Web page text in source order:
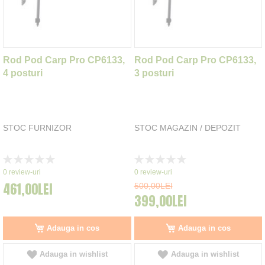
Rod Pod Carp Pro CP6133,
4 posturi
STOC FURNIZOR
0%
0 review-uri
461,00LEI
Adauga in cos
Adauga in wishlist
Rod Pod Carp Pro CP6133,
3 posturi
STOC MAGAZIN / DEPOZIT
0%
0 review-uri
500,00LEI
399,00LEI
Adauga in cos
Adauga in wishlist